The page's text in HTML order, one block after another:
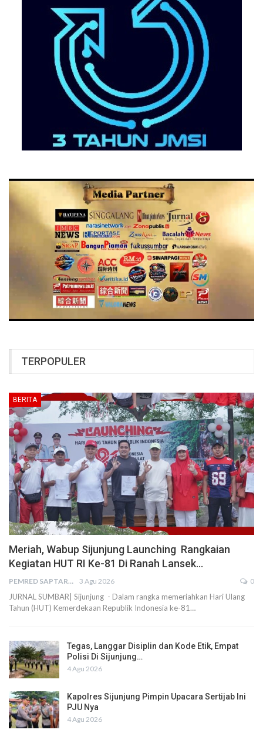
TERPOPULER
BERITA
Meriah, Wabup Sijunjung Launching Rangkaian
Kegiatan HUT RI Ke-81 Di Ranah Lansek…
PEMRED SAPTARIUS 3 Agu 2026 0
JURNAL SUMBAR| Sijunjung - Dalam rangka memeriahkan Hari Ulang
Tahun (HUT) Kemerdekaan Republik Indonesia ke-81…
Tegas, Langgar Disiplin dan Kode Etik, Empat
Polisi Di Sijunjung…
4 Agu 2026
Kapolres Sijunjung Pimpin Upacara Sertijab Ini
PJU Nya
4 Agu 2026